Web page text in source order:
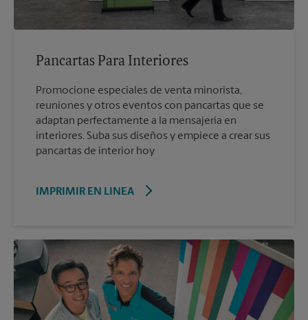
Pancartas Para Interiores
Promocione especiales de venta minorista,
reuniones y otros eventos con pancartas que se
adaptan perfectamente a la mensajería en
interiores. Suba sus diseños y empiece a crear sus
pancartas de interior hoy
IMPRIMIR EN LINEA